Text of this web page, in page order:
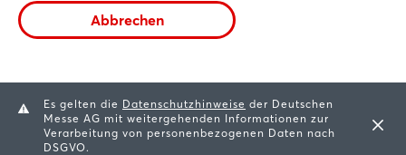
Abbrechen
Es gelten die Datenschutzhinweise der Deutschen
Messe AG mit weitergehenden Informationen zur
Verarbeitung von personenbezogenen Daten nach
DSGVO.